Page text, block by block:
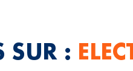
SUR :